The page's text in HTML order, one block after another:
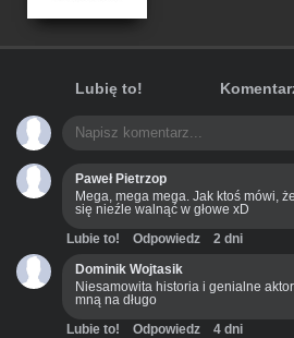
Lubię to!
Paweł Pietrzop
Mega, mega mega. Jak ktoś mówi,
się nieźle walnąć w głowe xD
Lubie to! Odpowiedz
2 dni
Dominik Wojtasik
Niesamowita historia i genialne
mną na długo
Lubie to! Odpowiedz
4 dni